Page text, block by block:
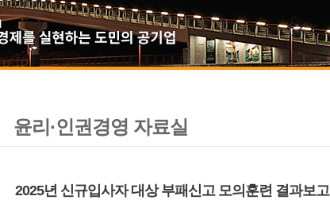
윤리·인권경영 자료실
2025년 신규입사자 대상 부패신고 모의훈련 결과보고